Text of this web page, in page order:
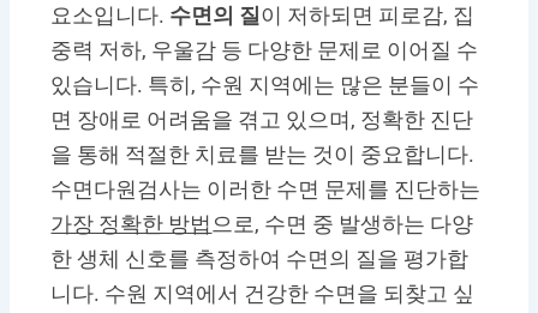
요소입니다. 수면의 질이 저하되면 피로감, 집
중력 저하, 우울감 등 다양한 문제로 이어질 수
있습니다. 특히, 수원 지역에는 많은 분들이 수
면 장애로 어려움을 겪고 있으며, 정확한 진단
을 통해 적절한 치료를 받는 것이 중요합니다.
수면다원검사는 이러한 수면 문제를 진단하는
가장 정확한 방법 으로, 수면 중 발생하는 다양
한 생체 신호를 측정하여 수면의 질을 평가합
니다. 수원 지역에서 건강한 수면을 되찾고 싶